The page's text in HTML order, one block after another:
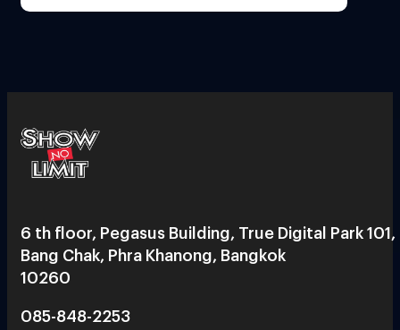
6 th floor, Pegasus Building, True Digital Park 101,
Bang Chak, Phra Khanong, Bangkok
10260
085-848-2253